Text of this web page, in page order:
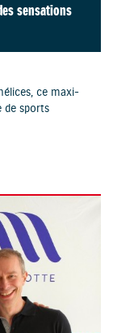
sensations
ce maxi-
de sports